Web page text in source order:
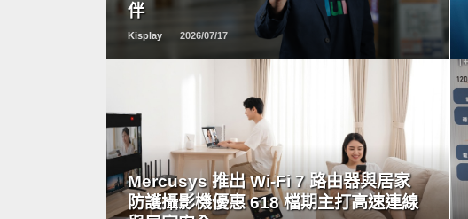
伴
Kisplay 2026/07/17
Mercusys 推出 Wi-Fi 7 路由器與居家
防護攝影機優惠 618 檔期主打高速連線
READ
MORE